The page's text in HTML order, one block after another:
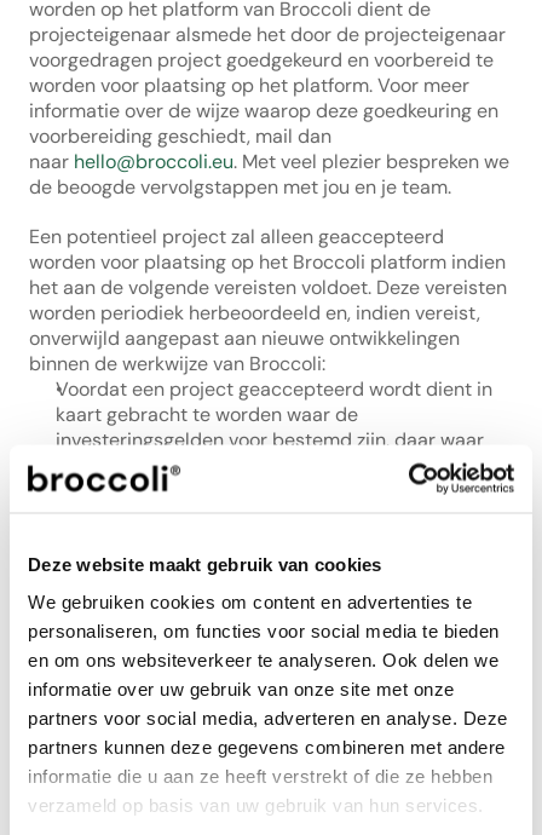
Deze website maakt gebruik van cookies
We gebruiken cookies om content en advertenties te
personaliseren, om functies voor social media te bieden
en om ons websiteverkeer te analyseren. Ook delen we
informatie over uw gebruik van onze site met onze
partners voor social media, adverteren en analyse. Deze
partners kunnen deze gegevens combineren met andere
informatie die u aan ze heeft verstrekt of die ze hebben
verzameld op basis van uw gebruik van hun services.
worden op het platform van Broccoli dient de
projecteigenaar alsmede het door de projecteigenaar
voorgedragen project goedgekeurd en voorbereid te
worden voor plaatsing op het platform. Voor meer
informatie over de wijze waarop deze goedkeuring en
voorbereiding geschiedt, mail dan
naar hello@broccoli.eu. Met veel plezier bespreken we
de beoogde vervolgstappen met jou en je team.
Een potentieel project zal alleen geaccepteerd
worden voor plaatsing op het Broccoli platform indien
het aan de volgende vereisten voldoet. Deze vereisten
worden periodiek herbeoordeeld en, indien vereist,
onverwijld aangepast aan nieuwe ontwikkelingen
binnen de werkwijze van Broccoli:
Voordat een project geaccepteerd wordt dient in
kaart gebracht te worden waar de
investeringsgelden voor bestemd zijn, daar waar
het van groot belang is dat de projecteigenaar
handelt naar de wijze waarop het project aan
project een duurzaam karakter heeft. Geschikte
projecten zijn onder andere maar niet uitgesloten
tot:
Het verbeteren van de financiële positie van het
bedrijf mits dit bedrijf actief is in een duurzaam
domein;
Het verbeteren van het welzijn van stakeholders
van het bedrijf mits het bedrijf actief is in een
duurzaam domein;
Het verminderen van het gebruik van natuurlijke
grondstoffen of het drukken van de negatieve